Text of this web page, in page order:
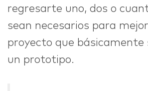
regresarte uno, dos o
sean necesarios para
proyecto que básicamente
un prototipo.